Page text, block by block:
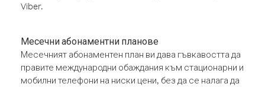
Viber.
Месечни абонаментни планове
Месечният абонаментен план ви дава гъвкавостта да
правите международни обаждания към стационарни и
мобилни телефони на ниски цени, без да се налага да